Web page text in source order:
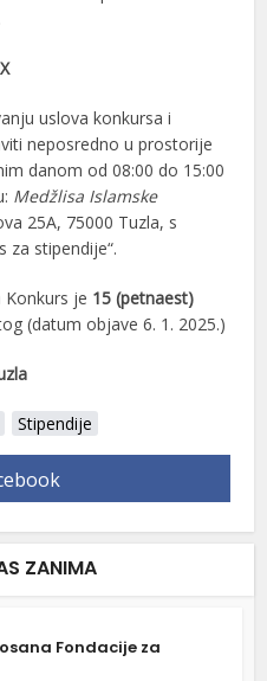
uslova konkursa i
neposredno u prostorije
danom od 08:00 do 15:00
Medžlisa Islamske
25A, 75000 Tuzla, s
za stipendije“.
Konkurs je 15 (petnaest)
(datum objave 6. 1. 2025.)
Stipendije
ZANIMA
Fondacije za